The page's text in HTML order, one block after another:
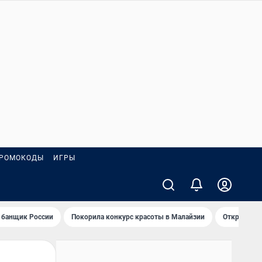
ИГРЫ
России Покорила конкурс красоты в Малайзии Открыл